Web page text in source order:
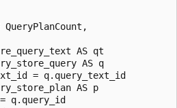
QueryPlanCount,
AS qt
AS q
= q.query_text_id
AS p
q.query_id